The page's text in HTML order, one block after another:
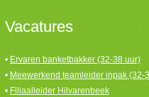
Vacatures
• Ervaren banketbakker (32-38 uur)
• Meewerkend teamleider inpak (32-
• Filiaalleider Hilvarenbeek